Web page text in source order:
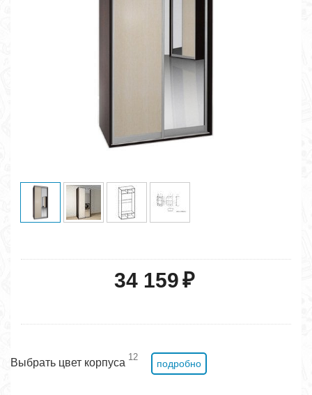
34 159₽
Выбрать цвет корпуса 12
подробно